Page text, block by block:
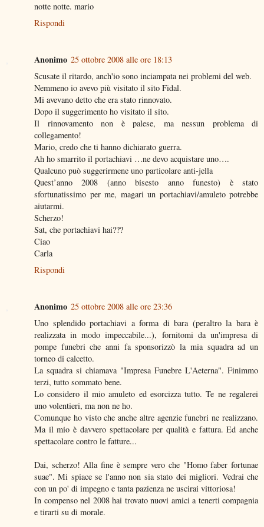
notte notte. mario
Rispondi
Anonimo 25 ottobre 2008 alle ore 18:13
Scusate il ritardo, anch'io sono inciampata nei problemi del web.
Nemmeno io avevo più visitato il sito Fidal.
Mi avevano detto che era stato rinnovato.
Dopo il suggerimento ho visitato il sito.
Il rinnovamento non è palese, ma nessun problema di
collegamento!
Mario, credo che ti hanno dichiarato guerra.
Ah ho smarrito il portachiavi …ne devo acquistare uno….
Qualcuno può suggerirmene uno particolare anti-jella
Quest’anno 2008 (anno bisesto anno funesto) è stato
sfortunatissimo per me, magari un portachiavi/amuleto potrebbe
aiutarmi.
Scherzo!
Sat, che portachiavi hai???
Ciao
Carla
Rispondi
Anonimo 25 ottobre 2008 alle ore 23:36
Uno splendido portachiavi a forma di bara (peraltro la bara è
realizzata in modo impeccabile...), fornitomi da un'impresa di
pompe funebri che anni fa sponsorizzò la mia squadra ad un
torneo di calcetto.
La squadra si chiamava "Impresa Funebre L'Aeterna". Finimmo
terzi, tutto sommato bene.
Lo considero il mio amuleto ed esorcizza tutto. Te ne regalerei
uno volentieri, ma non ne ho.
Comunque ho visto che anche altre agenzie funebri ne realizzano.
Ma il mio è davvero spettacolare per qualità e fattura. Ed anche
spettacolare contro le fatture...
Dai, scherzo! Alla fine è sempre vero che "Homo faber fortunae
suae". Mi spiace se l'anno non sia stato dei migliori. Vedrai che
con un po' di impegno e tanta pazienza ne uscirai vittoriosa!
In compenso nel 2008 hai trovato nuovi amici a tenerti compagnia
e tirarti su di morale.